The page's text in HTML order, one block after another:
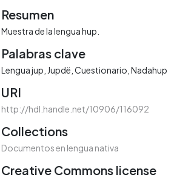
Resumen
Muestra de la lengua hup.
Palabras clave
Lengua jup Jupdë Cuestionario Nadahup
URI
http://hdl.handle.net/10906/116092
Collections
Documentos en lengua nativa
Creative Commons license